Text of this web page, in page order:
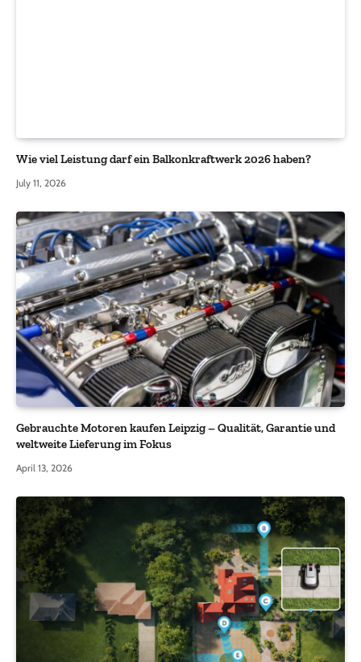
Wie viel Leistung darf ein Balkonkraftwerk 2026 haben?
July 11, 2026
Gebrauchte Motoren kaufen Leipzig – Qualität, Garantie und
weltweite Lieferung im Fokus
April 13, 2026